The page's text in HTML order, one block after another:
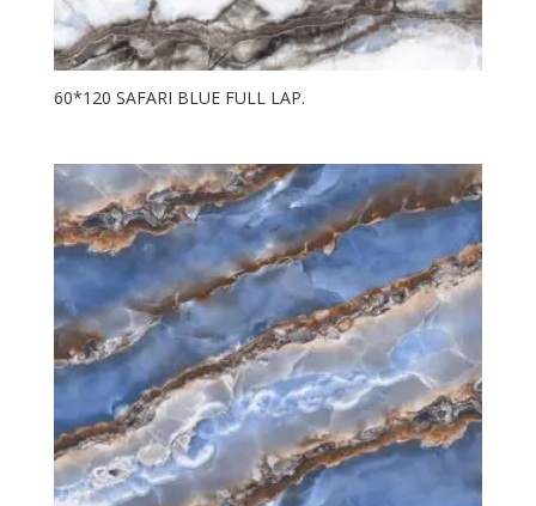
60*120 SAFARI BLUE FULL LAP.